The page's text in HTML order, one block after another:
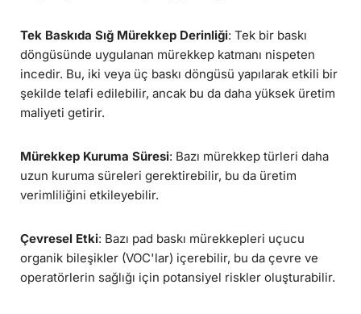
Tek Baskıda Sığ Mürekkep Derinliği: Tek bir baskı
döngüsünde uygulanan mürekkep katmanı nispeten
incedir. Bu, iki veya üç baskı döngüsü yapılarak etkili bir
şekilde telafi edilebilir, ancak bu da daha yüksek üretim
maliyeti getirir.
Mürekkep Kuruma Süresi: Bazı mürekkep türleri daha
uzun kuruma süreleri gerektirebilir, bu da üretim
verimliliğini etkileyebilir.
Çevresel Etki: Bazı pad baskı mürekkepleri uçucu
organik bileşikler (VOC'lar) içerebilir, bu da çevre ve
operatörlerin sağlığı için potansiyel riskler oluşturabilir.